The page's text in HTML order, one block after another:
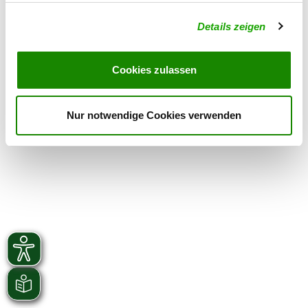
Details zeigen
Cookies zulassen
Nur notwendige Cookies verwenden
Kleinrinderfelder Straße
97268 Kirchheim